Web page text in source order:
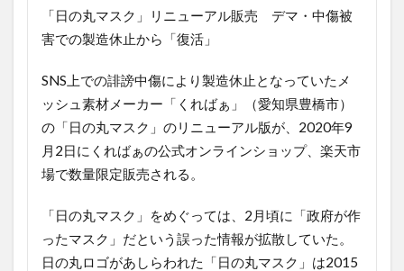
「日の丸マスク」リニューアル販売 デマ・中傷被
害での製造休止から「復活」
SNS上での誹謗中傷により製造休止となっていたメ
ッシュ素材メーカー「くればぁ」（愛知県豊橋市）
の「日の丸マスク」のリニューアル版が、2020年9
月2日にくればぁの公式オンラインショップ、楽天市
場で数量限定販売される。
「日の丸マスク」をめぐっては、2月頃に「政府が作
ったマスク」だという誤った情報が拡散していた。
日の丸ロゴがあしらわれた「日の丸マスク」は2015